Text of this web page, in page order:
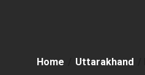
Home Uttarakhand